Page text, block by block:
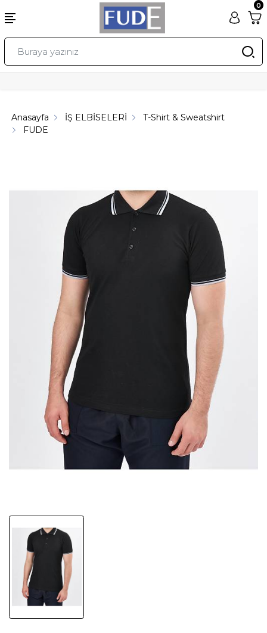
0
Anasayfa İŞ ELBİSELERİ
T-Shirt & Sweatshirt
FUDE